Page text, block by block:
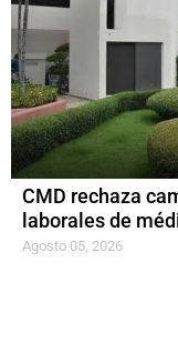
CMD rechaza
laborales de
Agosto 05, 2026